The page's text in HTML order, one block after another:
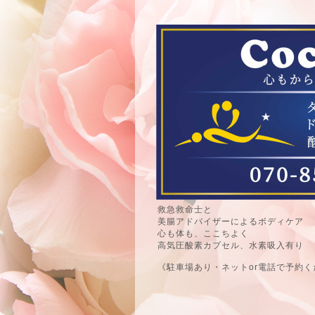
救急救命士と
美腸アドバイザーによるボディケア
心も体も、ここちよく
高気圧酸素カプセル、水素吸入有り
《駐車場あり・ネットor電話で予約